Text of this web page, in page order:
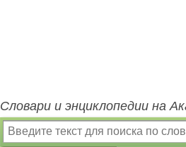
Словари и энциклопедии на